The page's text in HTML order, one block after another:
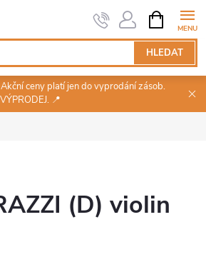
HLEDAT
NÁKUPNÍ
KOŠÍK
ceny platí jen do vyprodání zásob.
📍
(D) violin